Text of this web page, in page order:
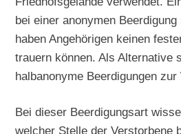
bei einer anonymen
haben Angehörigen keinen
trauern können. Als Alternative
halbanonyme Beerdigungen zur
Bei dieser Beerdigungsart
welcher Stelle der Verstorbene